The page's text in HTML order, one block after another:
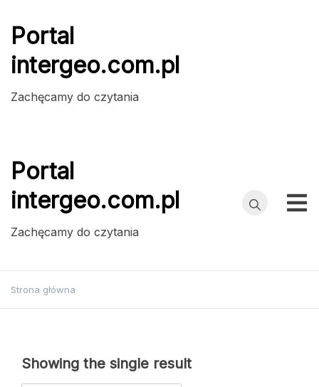
Portal
intergeo.com.pl
Zachęcamy do czytania
Portal
intergeo.com.pl
Zachęcamy do czytania
Strona główna
Showing the single result